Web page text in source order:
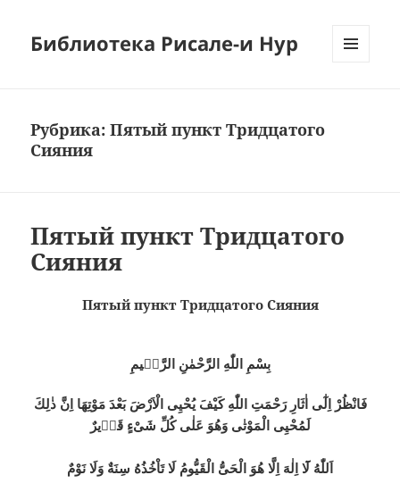
Библиотека Рисале-и Нур
Рубрика:Пятый пункт Тридцатого
Сияния
Пятый пункт Тридцатого
Сияния
Пятый пункт Тридцатого Сияния
بِسْمِ اللّٰهِ الرَّحْمٰنِ الرَّحٖيمِ
فَانْظُرْ اِلٰٓى اٰثَارِ رَحْمَتِ اللّٰهِ كَيْفَ يُحْيِى الْاَرْضَ بَعْدَ مَوْتِهَا اِنَّ ذٰلِكَ
لَمُحْيِى الْمَوْتٰى وَهُوَ عَلٰى كُلِّ شَىْءٍ قَدٖيرٌ
اَللّٰهُ لَٓا اِلٰهَ اِلَّا هُوَ الْحَىُّ الْقَيُّومُ لَا تَاْخُذُهُ سِنَةٌ وَلَا نَوْمٌ